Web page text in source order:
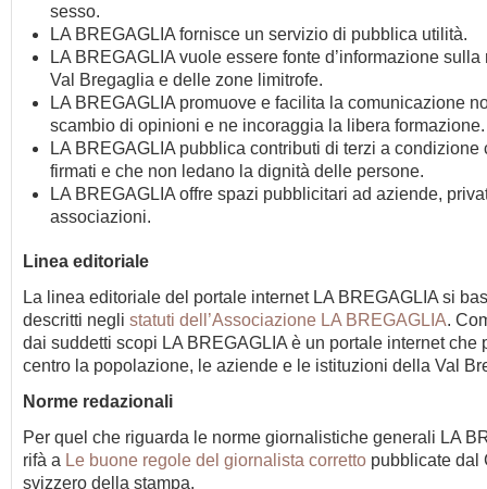
sesso.
LA BREGAGLIA fornisce un servizio di pubblica utilità.
LA BREGAGLIA vuole essere fonte d’informazione
Val Bregaglia e delle zone limitrofe.
LA BREGAGLIA promuove e facilita la comunicazione
scambio di opinioni e ne incoraggia la libera formazione.
LA BREGAGLIA pubblica contributi di terzi a condizione
firmati e che non ledano la dignità delle persone.
LA BREGAGLIA offre spazi pubblicitari ad aziende,
associazioni.
Linea editoriale
La linea editoriale del portale internet LA BREGAGLIA si
descritti negli statuti dell’Associazione LA BREGAGLIA.
dai suddetti scopi LA BREGAGLIA è un portale internet che
centro la popolazione, le aziende e le istituzioni della Val
Norme redazionali
Per quel che riguarda le norme giornalistiche generali LA
rifà a Le buone regole del giornalista corretto pubblicate dal
svizzero della stampa.